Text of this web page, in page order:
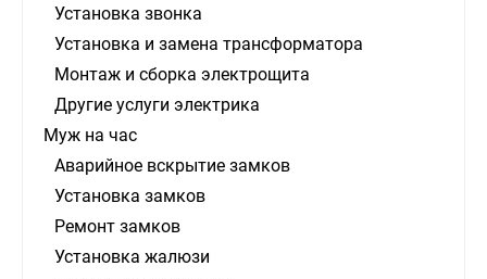
Установка звонка
Установка и замена трансформатора
Монтаж и сборка электрощита
Другие услуги электрика
Муж на час
Аварийное вскрытие замков
Установка замков
Ремонт замков
Установка жалюзи